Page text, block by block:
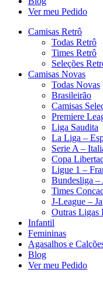
Ver meu Pedido
Camisas Retrô
Todas Retrô
Times Retrô
Seleções
Camisas Novas
Todas Novas
Brasileirão
Camisas
Premiere
Liga Saudita
La Liga –
Serie A –
Copa
Ligue 1 –
Bundesliga –
Times
J-League –
Outras Ligas
Infantil
Femininas
Agasalhos e
Blog
Ver meu Pedido